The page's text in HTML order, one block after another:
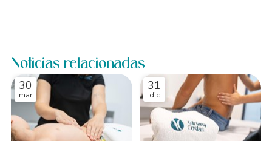
Noticias relacionadas
30
mar
31
dic